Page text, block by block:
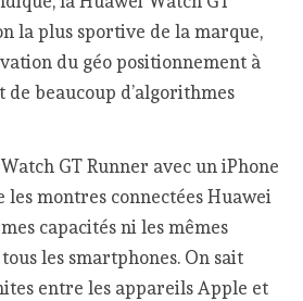
la plus sportive de la marque,
du géo positionnement à
beaucoup d’algorithmes
GT Runner avec un iPhone
les montres connectées Huawei
capacités ni les mêmes
les smartphones. On sait
entre les appareils Apple et